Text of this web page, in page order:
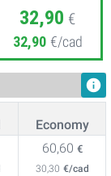
32,90 €
32,90 €/cad
info
Economy
60,60 €
30,30 €/cad